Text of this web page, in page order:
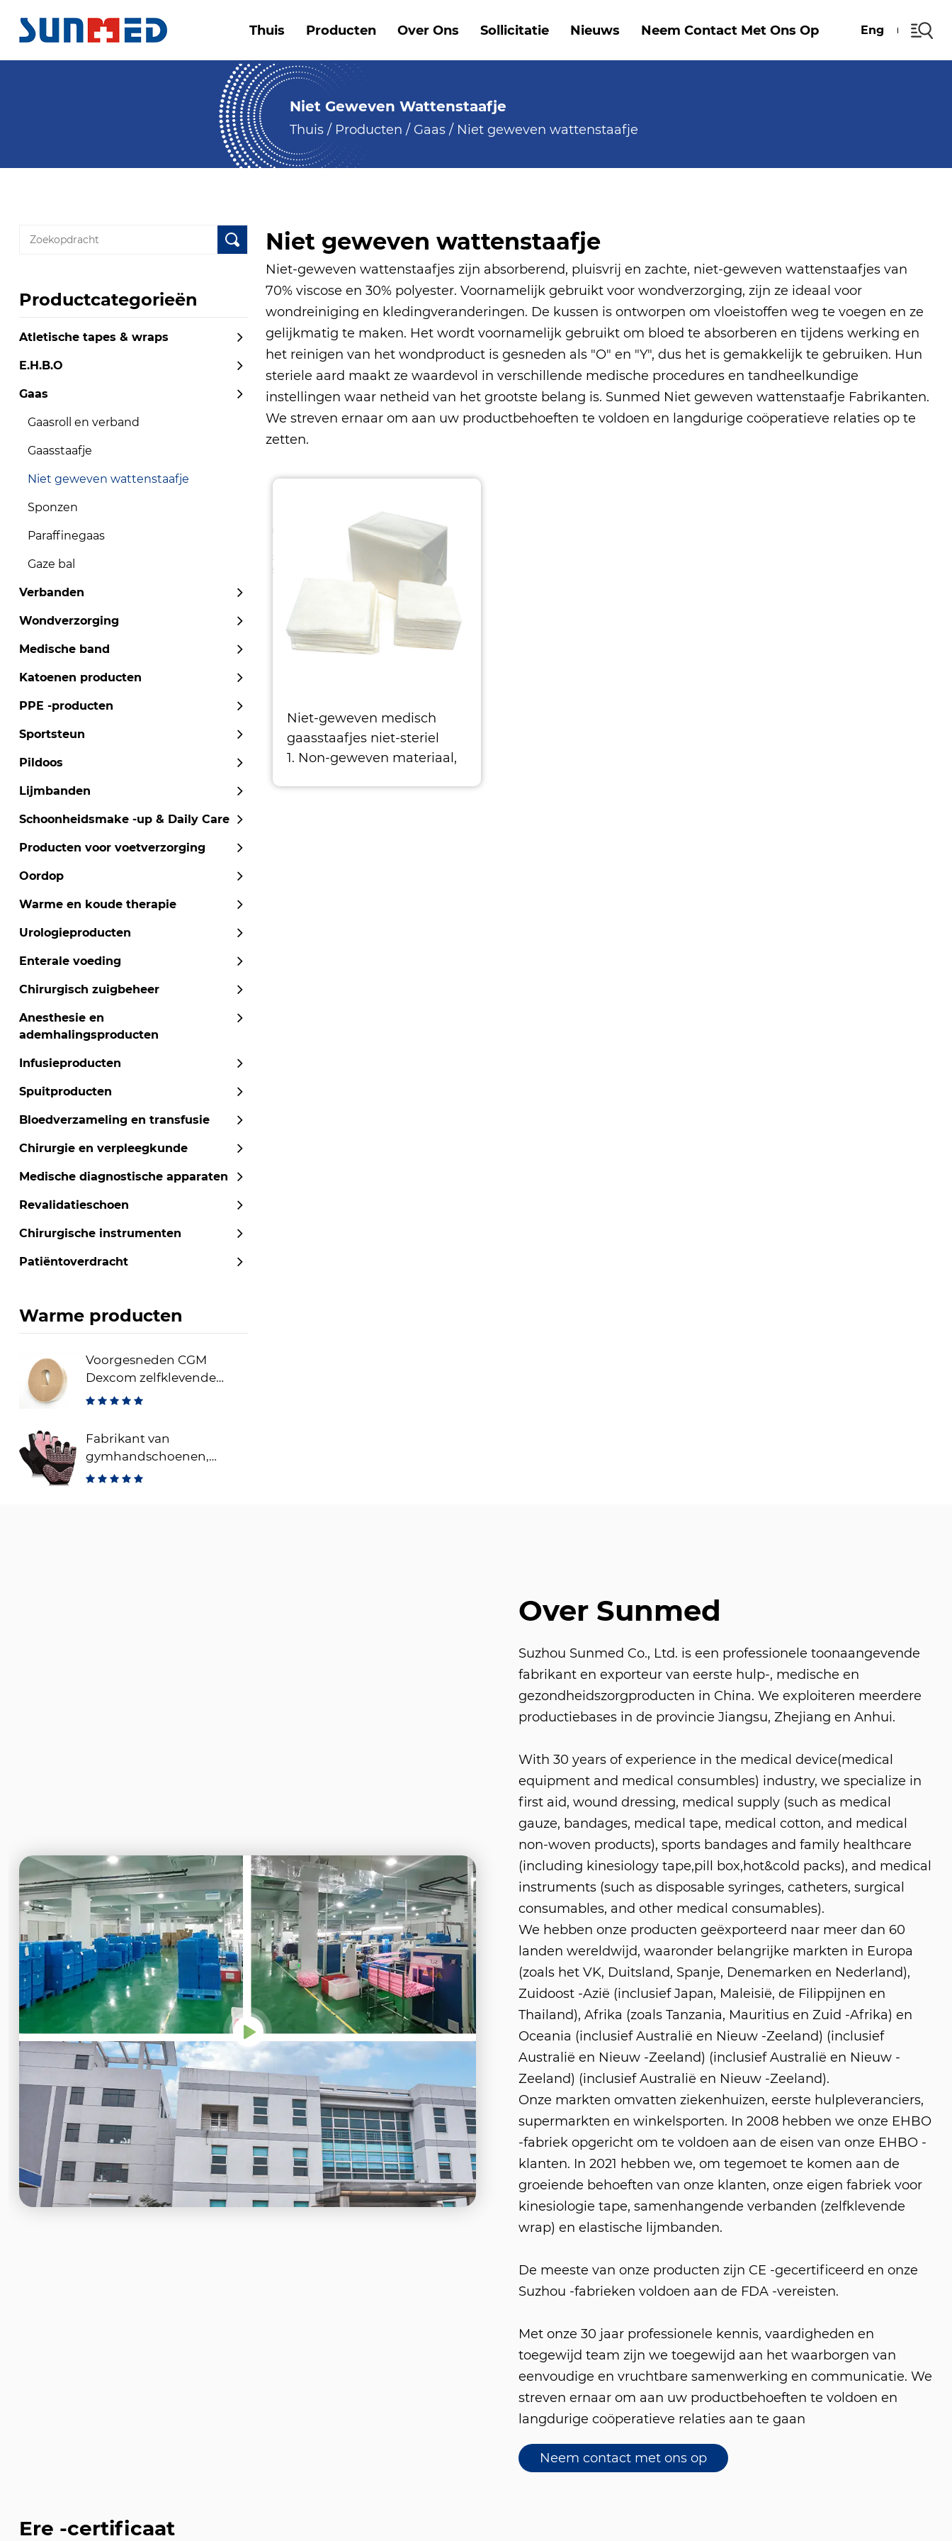
Thuis Producten Over Ons Sollicitatie Nieuws Neem Contact Met Ons Op Eng
Niet Geweven Wattenstaafje
Thuis/ Producten / Gaas/ Niet geweven wattenstaafje
Productcategorieën
Atletische tapes & wraps
E.H.B.O
Gaas
Gaasroll en verband
Gaasstaafje
Niet geweven wattenstaafje
Sponzen
Paraffinegaas
Gaze bal
Verbanden
Wondverzorging
Medische band
Katoenen producten
PPE -producten
Sportsteun
Pildoos
Lijmbanden
Schoonheidsmake -up & Daily Care
Producten voor voetverzorging
Oordop
Warme en koude therapie
Urologieproducten
Enterale voeding
Chirurgisch zuigbeheer
Anesthesie en
ademhalingsproducten
Infusieproducten
Spuitproducten
Bloedverzameling en transfusie
Chirurgie en verpleegkunde
Medische diagnostische apparaten
Revalidatieschoen
Chirurgische instrumenten
Patiëntoverdracht
Warme producten
Voorgesneden CGM
Dexcom zelfklevende
pleisters bedekt met
fixatiepatches voor
sensoren
Fabrikant van
gymhandschoenen,
vingerloze
Niet geweven wattenstaafje
Niet-geweven wattenstaafjes zijn absorberend, pluisvrij en zachte, niet-geweven wattenstaafjes van
70% viscose en 30% polyester. Voornamelijk gebruikt voor wondverzorging, zijn ze ideaal voor
wondreiniging en kledingveranderingen. De kussen is ontworpen om vloeistoffen weg te voegen en ze
gelijkmatig te maken. Het wordt voornamelijk gebruikt om bloed te absorberen en tijdens werking en
het reinigen van het wondproduct is gesneden als "O" en "Y", dus het is gemakkelijk te gebruiken. Hun
steriele aard maakt ze waardevol in verschillende medische procedures en tandheelkundige
instellingen waar netheid van het grootste belang is. Sunmed Niet geweven wattenstaafje Fabrikanten.
We streven ernaar om aan uw productbehoeften te voldoen en langdurige coöperatieve relaties op te
zetten.
Niet-geweven medisch
gaasstaafjes niet-steriel
1. Non-geweven materiaal,
Over Sunmed
Suzhou Sunmed Co., Ltd. is een professionele toonaangevende
fabrikant en exporteur van eerste hulp-, medische en
gezondheidszorgproducten in China. We exploiteren meerdere
productiebases in de provincie Jiangsu, Zhejiang en Anhui.
With 30 years of experience in the medical device(medical
equipment and medical consumbles) industry, we specialize in
first aid, wound dressing, medical supply (such as medical
gauze, bandages, medical tape, medical cotton, and medical
non-woven products), sports bandages and family healthcare
(including kinesiology tape,pill box,hot&cold packs), and medical
instruments (such as disposable syringes, catheters, surgical
consumables, and other medical consumables).
We hebben onze producten geëxporteerd naar meer dan 60
landen wereldwijd, waaronder belangrijke markten in Europa
(zoals het VK, Duitsland, Spanje, Denemarken en Nederland),
Zuidoost -Azië (inclusief Japan, Maleisië, de Filippijnen en
Thailand), Afrika (zoals Tanzania, Mauritius en Zuid -Afrika) en
Oceania (inclusief Australië en Nieuw -Zeeland) (inclusief
Australië en Nieuw -Zeeland) (inclusief Australië en Nieuw -
Zeeland) (inclusief Australië en Nieuw -Zeeland).
Onze markten omvatten ziekenhuizen, eerste hulpleveranciers,
supermarkten en winkelsporten. In 2008 hebben we onze EHBO
-fabriek opgericht om te voldoen aan de eisen van onze EHBO -
klanten. In 2021 hebben we, om tegemoet te komen aan de
groeiende behoeften van onze klanten, onze eigen fabriek voor
kinesiologie tape, samenhangende verbanden (zelfklevende
wrap) en elastische lijmbanden.
De meeste van onze producten zijn CE -gecertificeerd en onze
Suzhou -fabrieken voldoen aan de FDA -vereisten.
Met onze 30 jaar professionele kennis, vaardigheden en
toegewijd team zijn we toegewijd aan het waarborgen van
eenvoudige en vruchtbare samenwerking en communicatie. We
streven ernaar om aan uw productbehoeften te voldoen en
langdurige coöperatieve relaties aan te gaan
Neem contact met ons op
Ere -certificaat